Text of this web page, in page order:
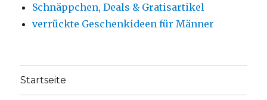
Schnäppchen, Deals & Gratisartikel
verrückte Geschenkideen für Männer
Startseite